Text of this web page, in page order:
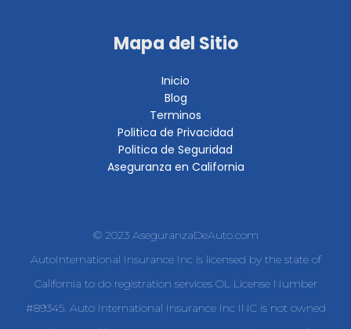
Mapa del Sitio
Inicio
Blog
Terminos
Politica de Privacidad
Politica de Seguridad
Aseguranza en California
© 2023 AseguranzaDeAuto.com
AutoInternational Insurance Inc is licensed by the state of
California to do registration services OL License Number
#89345. Auto International Insurance Inc INC is not owned